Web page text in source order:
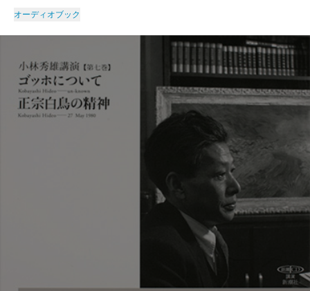
オーディオブック